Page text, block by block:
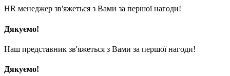
HR менеджер зв'яжеться з Вами за першої нагоди!
Дякуємо!
Наш представник зв'яжеться з Вами за першої нагоди!
Дякуємо!